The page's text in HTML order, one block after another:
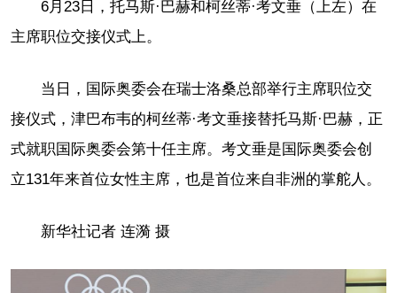
6月23日，托马斯·巴赫和柯丝蒂·考文垂（上左）在
主席职位交接仪式上。
当日，国际奥委会在瑞士洛桑总部举行主席职位交
接仪式，津巴布韦的柯丝蒂·考文垂接替托马斯·巴赫，正
式就职国际奥委会第十任主席。考文垂是国际奥委会创
立131年来首位女性主席，也是首位来自非洲的掌舵人。
新华社记者 连漪 摄